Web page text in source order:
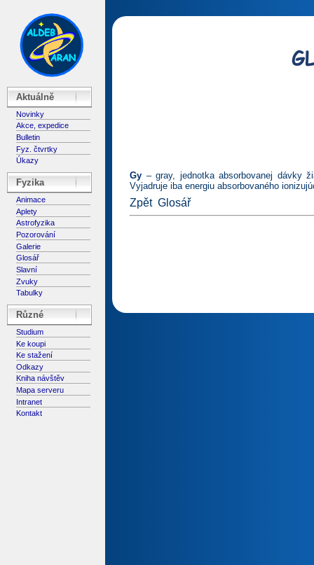
Aktuálně
Novinky
Akce, expedice
Bulletin
Fyz. čtvrtky
Úkazy
Fyzika
Animace
Aplety
Astrofyzika
Pozorování
Galerie
Glosář
Slavní
Zvuky
Tabulky
Různé
Studium
Ke koupi
Ke stažení
Odkazy
Kniha návštěv
Mapa serveru
Intranet
Kontakt
Gy – gray, jednotka absorbovanej dávky
Vyjadruje iba energiu absorbovaného
Zpět Glosář